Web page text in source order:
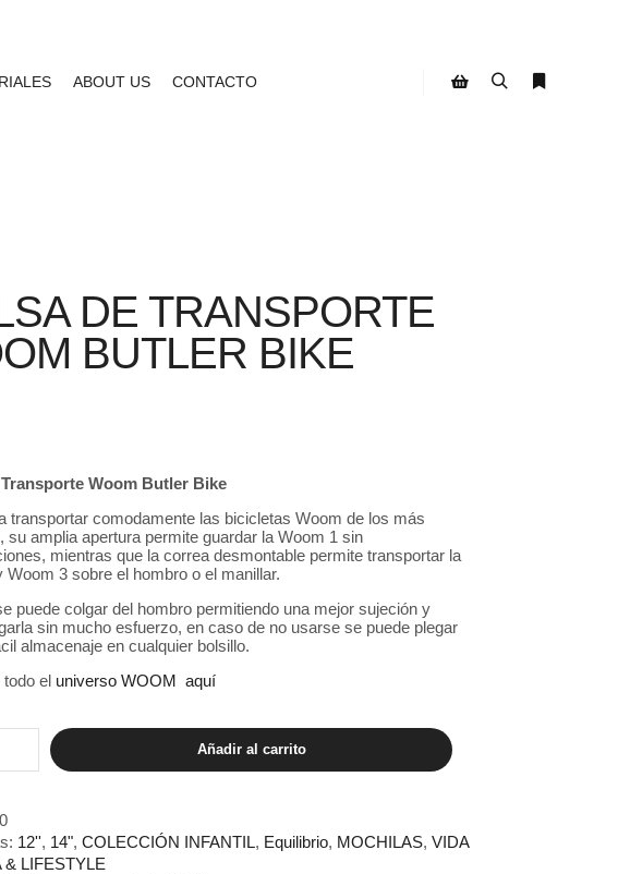
ABOUT US CONTACTO
DE TRANSPORTE
BUTLER BIKE
Woom Butler Bike
transportar comodamente las bicicletas Woom de los más
su amplia apertura permite guardar la Woom 1 sin
mientras que la correa desmontable permite transportar la
Woom 3 sobre el hombro o el manillar.
puede colgar del hombro permitiendo una mejor sujeción y
sin mucho esfuerzo, en caso de no usarse se puede plegar
almacenaje en cualquier bolsillo.
el universo WOOM aquí
Añadir al carrito
12'', 14",COLECCIÓN INFANTIL, Equilibrio, MOCHILAS,VIDA
& LIFESTYLE